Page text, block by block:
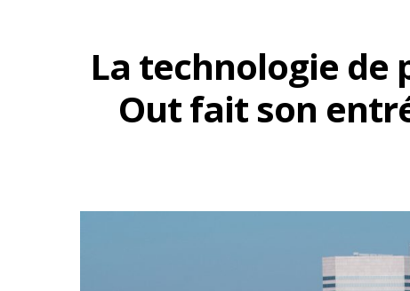
Hit enter to search or ESC to close
La technologie de
Out fait son